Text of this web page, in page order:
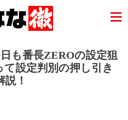
も番長ZEROの設定狙
設定判別の押し引き
！